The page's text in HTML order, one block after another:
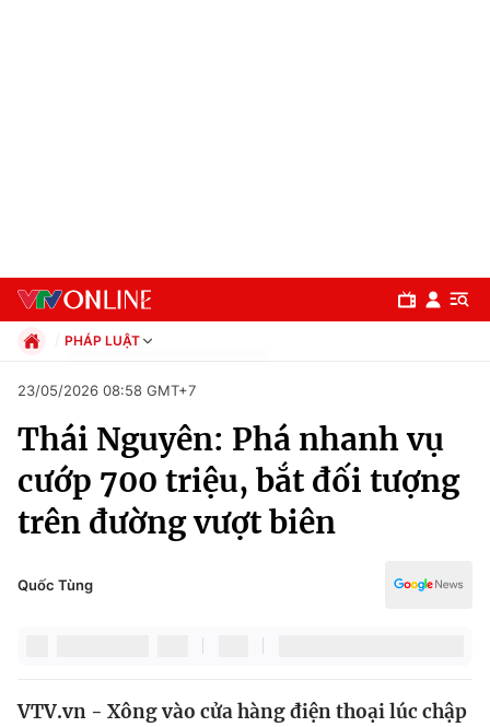
Chuyên mục
Chính trị
PHÁP LUẬT
Xã hội
Pháp luật
Kinh tế
Thể thao
Truyền hình
Văn hóa - Giải trí
Đời sống
23/05/2026 08:58 GMT+7
Thái Nguyên: Phá nhanh vụ
cướp 700 triệu, bắt đối tượng
trên đường vượt biên
Quốc Tùng
VTV.vn - Xông vào cửa hàng điện thoại lúc chập